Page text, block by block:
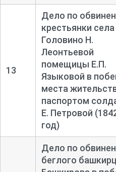
13
Дело по
крестьянки села
Головино Н.
Леонтьевой
помещицы Е.П.
Языковой в
места
паспортом
Е. Петровой
год)
Дело по
беглого